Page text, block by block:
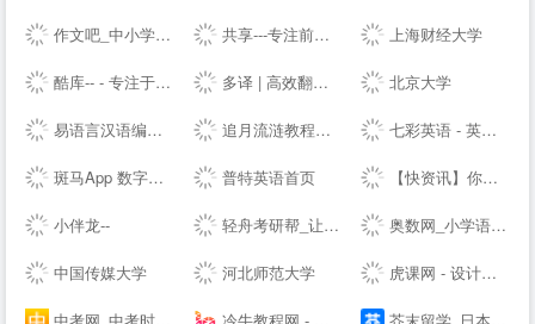
作文吧_中小学生作文网_优秀作文大全 共享---专注前端行业精选-分享最具有价值的内容-鹏仔先生的-- 上海财经大学
酷库-- - 专注于资源分享的blog 多译 | 高效翻译必备工具 - 免费文档在线翻译 百度 谷歌 有道 翻译 北京大学
易语言汉语编程官方站 追月流涟教程网 - 最优秀的QQ技术网 - 技术资源网 - 分享技术教程QQ资源网 七彩英语 - 英文电子书下载站 PDF|TXT格式英文原版原著下载
斑马App 数字内容 普特英语首页 【快资讯】你的专属资讯平台
小伴龙-- 轻舟考研帮_让考研简单不孤单！_考研网（kaoyan.com） 奥数网_小学语数英、家庭教育专业网站
中国传媒大学 河北师范大学 虎课网 - 设计、办公软件视频教程在线学习_ 每天免费学一课